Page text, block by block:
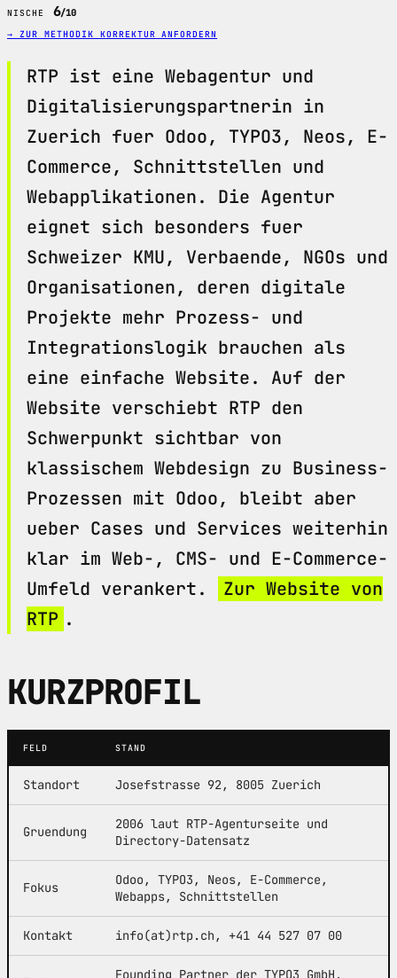
NISCHE 6/10
→ ZUR METHODIK KORREKTUR ANFORDERN
RTP ist eine Webagentur und
Digitalisierungspartnerin in
Zuerich fuer Odoo, TYPO3, Neos, E-
Commerce, Schnittstellen und
Webapplikationen. Die Agentur
eignet sich besonders fuer
Schweizer KMU, Verbaende, NGOs und
Organisationen, deren digitale
Projekte mehr Prozess- und
Integrationslogik brauchen als
eine einfache Website. Auf der
Website verschiebt RTP den
Schwerpunkt sichtbar von
klassischem Webdesign zu Business-
Prozessen mit Odoo, bleibt aber
ueber Cases und Services weiterhin
klar im Web-, CMS- und E-Commerce-
Umfeld verankert.
Zur Website von
RTP .
KURZPROFIL
FELD STAND
Standort Josefstrasse 92, 8005 Zuerich
Gruendung
2006 laut RTP-Agenturseite und
Directory-Datensatz
Fokus
Odoo, TYPO3, Neos, E-Commerce,
Webapps, Schnittstellen
Kontakt info(at)rtp.ch, +41 44 527 07 00
Founding Partner der TYPO3 GmbH,